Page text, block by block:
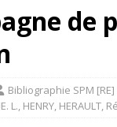
de
Bibliographie SPM [RE]
L., HENRY, HERAULT,